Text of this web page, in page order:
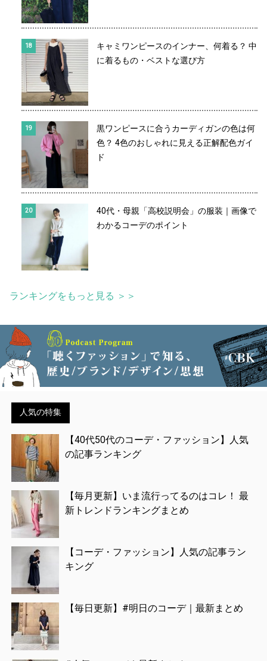
キャミワンピースのインナー、何着る？ 中
に着るもの・ベストな選び方
黒ワンピースに合うカーディガンの色は何
色？ 4色のおしゃれに見える正解配色ガイ
ド
40代・母親「高校説明会」の服装｜画像で
わかるコーデのポイント
ランキングをもっと見る ＞＞
人気の特集
【40代50代のコーデ・ファッション】人気
の記事ランキング
【毎月更新】いま流行ってるのはコレ！ 最
新トレンドランキングまとめ
【コーデ・ファッション】人気の記事ラン
キング
【毎日更新】#明日のコーデ｜最新まとめ